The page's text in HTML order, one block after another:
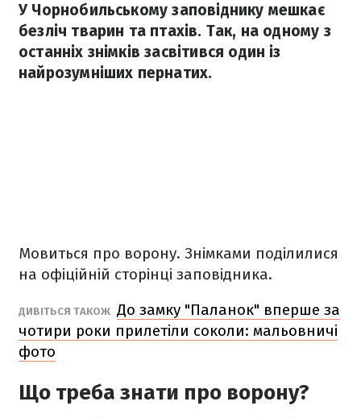
У Чорнобильському заповіднику мешкає
безліч тварин та птахів. Так, на одному з
останніх знімків засвітився один із
найрозумніших пернатих.
Мовиться про ворону. Знімками поділилися
на офіційній сторінці заповідника.
ДИВІТЬСЯ ТАКОЖ До замку "Паланок" вперше за
чотири роки прилетіли соколи: мальовничі
фото
Що треба знати про ворону?